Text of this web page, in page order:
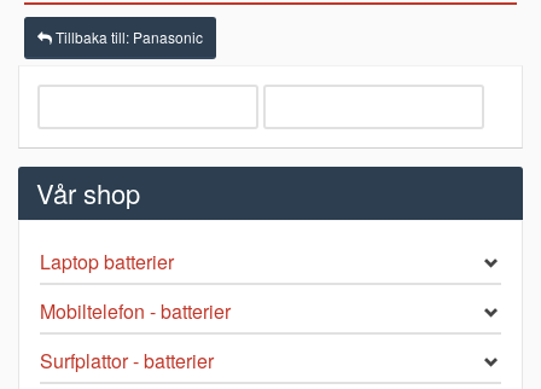
Tillbaka till: Panasonic
Vår shop
Laptop batterier
Mobiltelefon - batterier
Surfplattor - batterier